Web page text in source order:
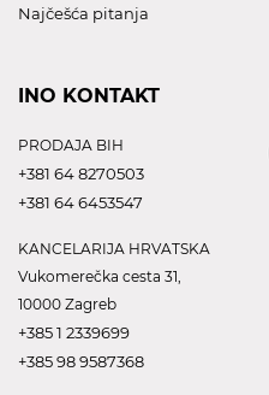
Najčešća pitanja
INO KONTAKT
PRODAJA BIH
+381 64 8270503
+381 64 6453547
KANCELARIJA HRVATSKA
Vukomerečka cesta 31,
10000 Zagreb
+385 1 2339699
+385 98 9587368